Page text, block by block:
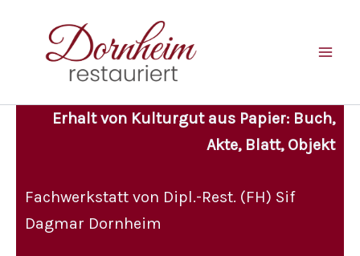
springen
Erhalt von Kulturgut aus Papier: Buch,
Akte, Blatt, Objekt
Fachwerkstatt von Dipl.-Rest. (FH) Sif
Dagmar Dornheim